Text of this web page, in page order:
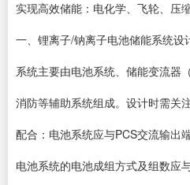
实现高效储能：电化学、飞轮、压
一、锂离子/钠离子电池储能系统
系统主要由电池系统、储能变流器
消防等辅助系统组成。设计时需关
配合：电池系统应与PCS交流输出
电池系统的电池成组方式及组数应